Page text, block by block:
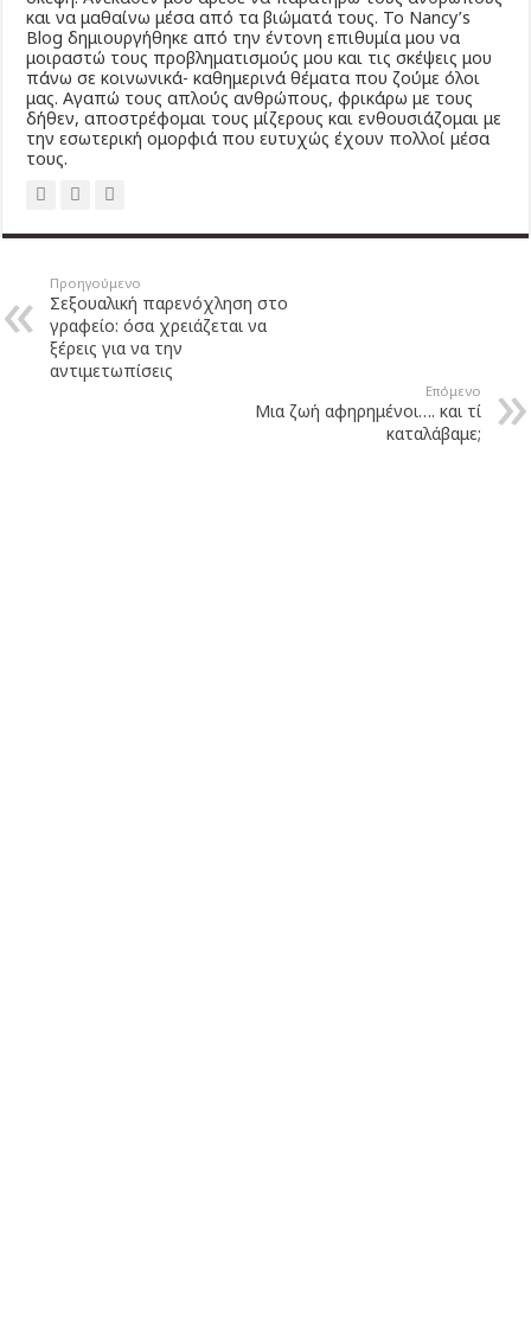
και να μαθαίνω μέσα από τα βιώματά τους. Το Νancy’s
Βlog δημιουργήθηκε από την έντονη επιθυμία μου να
μοιραστώ τους προβληματισμούς μου και τις σκέψεις μου
πάνω σε κοινωνικά- καθημερινά θέματα που ζούμε όλοι
μας. Αγαπώ τους απλούς ανθρώπους, φρικάρω με τους
δήθεν, αποστρέφομαι τους μίζερους και ενθουσιάζομαι με
την εσωτερική ομορφιά που ευτυχώς έχουν πολλοί μέσα
τους.
Προηγούμενο
Σεξουαλική παρενόχληση στο
γραφείο: όσα χρειάζεται να
ξέρεις για να την
αντιμετωπίσεις
Επόμενο
Μια ζωή αφηρημένοι…. και τί
καταλάβαμε;